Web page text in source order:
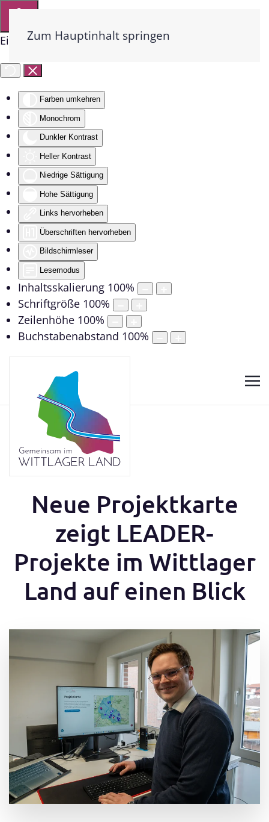
Eingabehilfen öffnen
Farben umkehren
Monochrom
Dunkler Kontrast
Heller Kontrast
Niedrige Sättigung
Hohe Sättigung
Links hervorheben
Überschriften hervorheben
Bildschirmleser
Lesemodus
Inhaltsskalierung 100%
Schriftgröße 100%
Zeilenhöhe 100%
Buchstabenabstand 100%
Zum Hauptinhalt springen
Neue Projektkarte
zeigt LEADER-
Projekte im Wittlager
Land auf einen Blick